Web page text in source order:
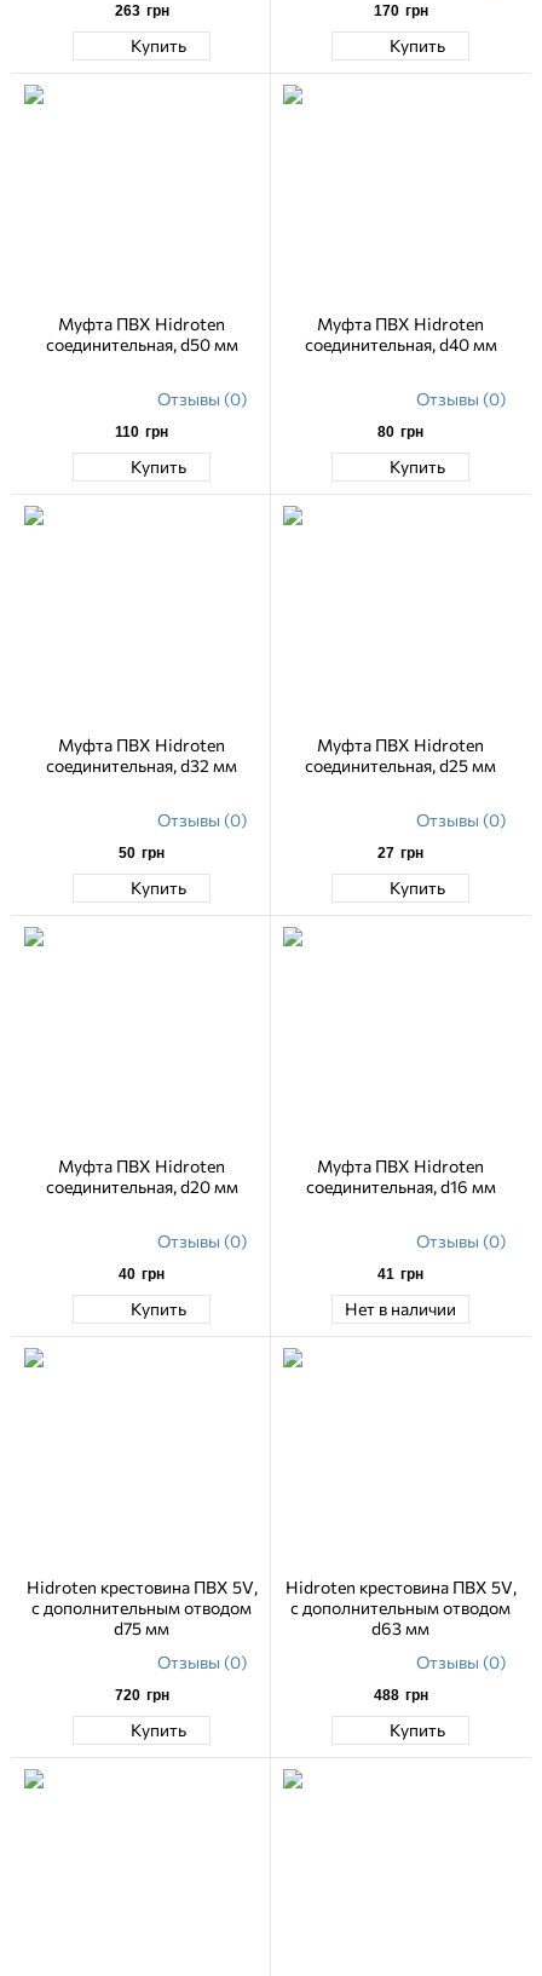
263 грн
Купить
170 грн
Купить
Муфта ПВХ Hidroten
соединительная, d50 мм
Отзывы (0)
110 грн
Купить
Муфта ПВХ Hidroten
соединительная, d40 мм
Отзывы (0)
80 грн
Купить
Муфта ПВХ Hidroten
соединительная, d32 мм
Отзывы (0)
50 грн
Купить
Муфта ПВХ Hidroten
соединительная, d25 мм
Отзывы (0)
27 грн
Купить
Муфта ПВХ Hidroten
соединительная, d20 мм
Отзывы (0)
40 грн
Купить
Муфта ПВХ Hidroten
соединительная, d16 мм
Отзывы (0)
41 грн
Нет в наличии
Hidroten крестовина ПВХ 5V,
с дополнительным отводом
d75 мм
Отзывы (0)
720 грн
Купить
Hidroten крестовина ПВХ 5V,
с дополнительным отводом
d63 мм
Отзывы (0)
488 грн
Купить